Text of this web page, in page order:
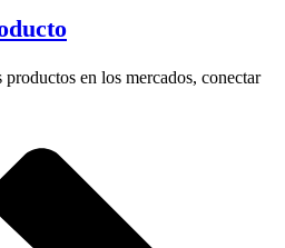
en los mercados, conectar